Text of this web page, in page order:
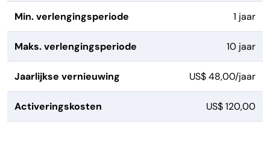
Min. verlengingsperiode 1 jaar
Maks. verlengingsperiode 10 jaar
Jaarlijkse vernieuwing US$ 48,00/jaar
Activeringskosten US$ 120,00